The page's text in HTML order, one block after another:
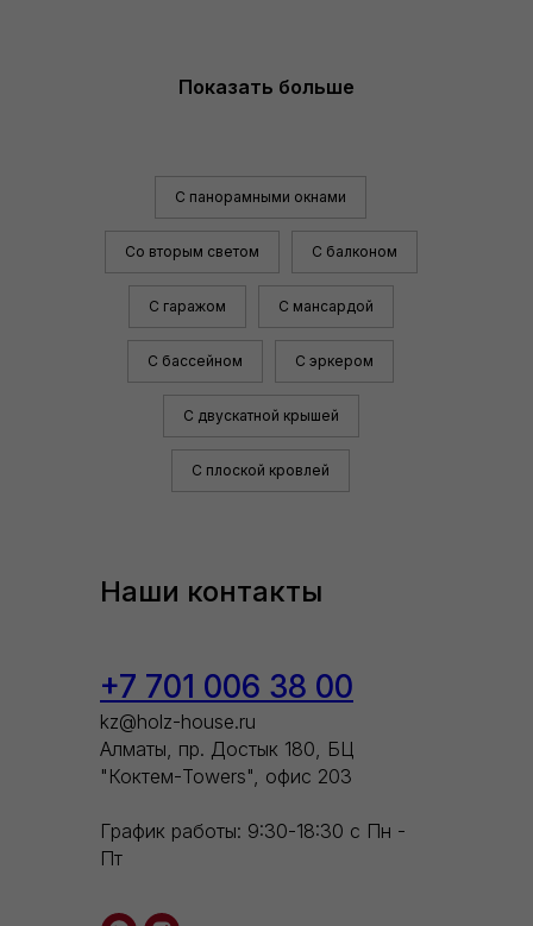
Показать больше
С панорамными окнами
Со вторым светом С балконом
С гаражом С мансардой
С бассейном С эркером
С двускатной крышей
С плоской кровлей
Наши контакты
+7 701 006 38 00
kz@holz-house.ru
Алматы, пр. Достык 180, БЦ
"Коктем-Towers", офис 203
График работы: 9:30-18:30 с Пн -
Пт